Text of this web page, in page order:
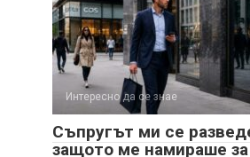
Интересно да се знае
Съпругът ми се
защото ме намираше за